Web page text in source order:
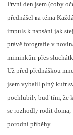
První den jsem (coby
přednášel na téma
impuls k napsání jak
právě fotografie v
miminkům přes
Už před přednáškou
jsem vybalil plný kufr
pochlubily buď tím, že
se rozhodly rodit doma,
porodní příběhy.